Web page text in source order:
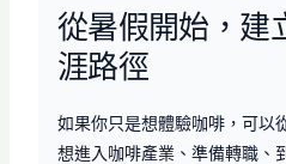
從暑假開始，建
涯路徑
如果你只是想體驗咖啡，可以
想進入咖啡產業、準備轉職、